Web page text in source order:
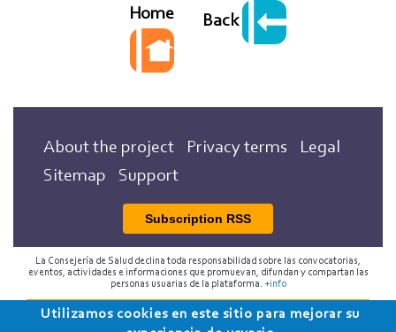
Home Back
About the project Privacy terms
Legal
Sitemap
Support
Subscription RSS
La Consejería de Salud declina toda responsabilidad sobre las convocatorias,
eventos, actividades e informaciones que promuevan, difundan y compartan las
personas usuarias de la plataforma. +info
2018 Programa de Envejecimiento Saludable de la
Utilizamos cookies en este sitio para mejorar su